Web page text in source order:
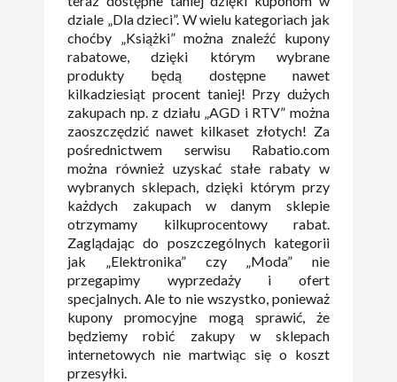
dziale „Dla dzieci”. W wielu kategoriach jak
choćby „Książki” można znaleźć kupony
rabatowe, dzięki którym wybrane
produkty będą dostępne nawet
kilkadziesiąt procent taniej! Przy dużych
zakupach np. z działu „AGD i RTV” można
zaoszczędzić nawet kilkaset złotych! Za
pośrednictwem serwisu Rabatio.com
można również uzyskać stałe rabaty w
wybranych sklepach, dzięki którym przy
każdych zakupach w danym sklepie
otrzymamy kilkuprocentowy rabat.
Zaglądając do poszczególnych kategorii
jak „Elektronika” czy „Moda” nie
przegapimy wyprzedaży i ofert
specjalnych. Ale to nie wszystko, ponieważ
kupony promocyjne mogą sprawić, że
będziemy robić zakupy w sklepach
internetowych nie martwiąc się o koszt
przesyłki.